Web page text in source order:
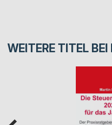
WEITERE TITEL BEI